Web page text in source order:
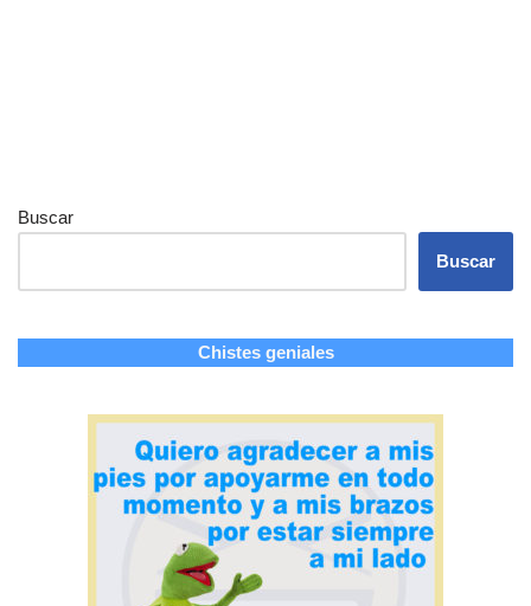
Buscar
Buscar
Chistes geniales